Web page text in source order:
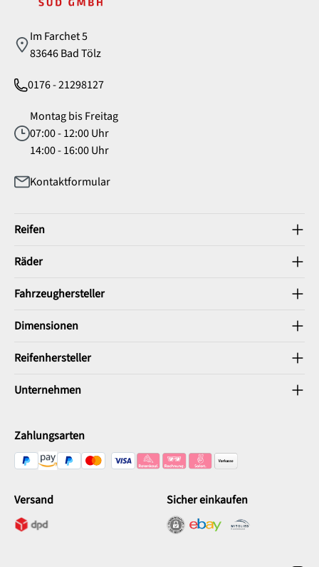
Im Farchet 5
83646 Bad Tölz
0176 - 21298127
Montag bis Freitag
07:00 - 12:00 Uhr
14:00 - 16:00 Uhr
Kontaktformular
Reifen
Räder
Fahrzeughersteller
Dimensionen
Reifenhersteller
Unternehmen
Zahlungsarten
Versand Sicher einkaufen